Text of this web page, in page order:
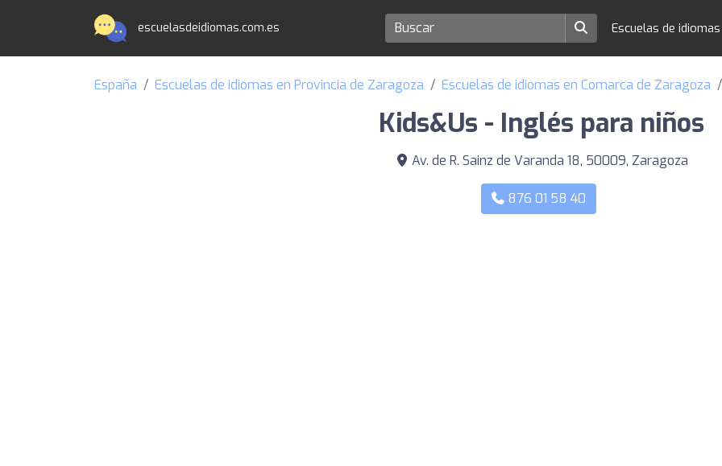
escuelasdeidiomas.com.es Escuelas de idiomas
España Escuelas de idiomas en Provincia de Zaragoza Escuelas de idiomas en Comarca de Zaragoza
Kids&Us - Inglés para niños
Av. de R. Sainz de Varanda 18, 50009, Zaragoza
876 01 58 40